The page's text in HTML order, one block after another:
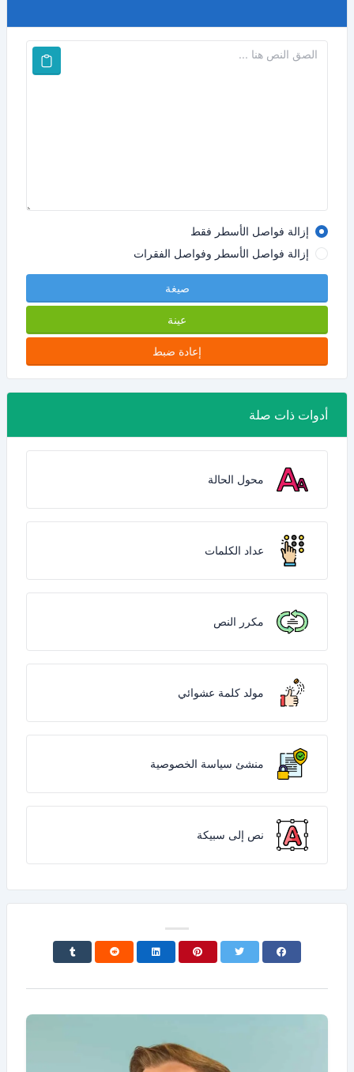
إزالة فواصل الأسطر فقط
إزالة فواصل الأسطر وفواصل الفقرات
صيغة
عينة
إعادة ضبط
أدوات ذات صلة
محول الحالة
عداد الكلمات
مكرر النص
مولد كلمة عشوائي
منشئ سياسة الخصوصية
نص إلى سبيكة